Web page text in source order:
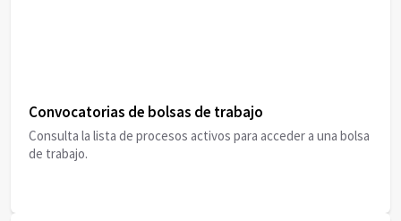
Convocatorias de bolsas de trabajo
Consulta la lista de procesos activos para acceder a una bolsa
de trabajo.